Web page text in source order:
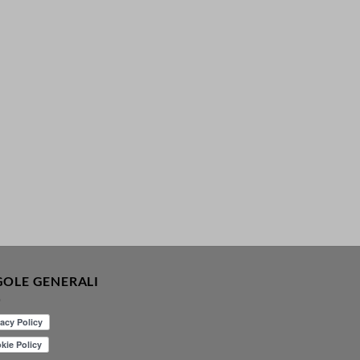
GENERALI